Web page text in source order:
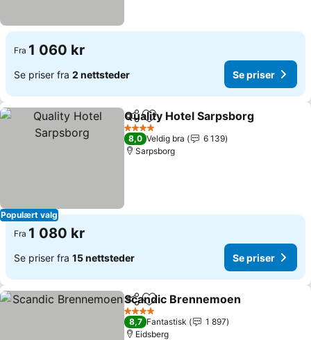
Fra 1 060 kr
Se priser fra 2 nettsteder Se priser
Populært valg
Del Legg til i favoritter
Quality Hotel Sarpsborg
4 Stjerner
8,0 Veldig bra
6 139
Sarpsborg
Fra 1 080 kr
Se priser fra 15 nettsteder Se priser
Del Legg til i favoritter
Scandic Brennemoen
4 Stjerner
8,7 Fantastisk
1 897
Eidsberg